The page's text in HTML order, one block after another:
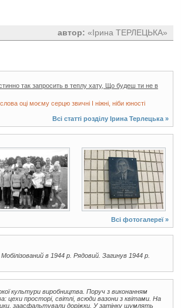
автор: «Ірина ТЕРЛЕЦЬКА»
так запросить в теплу хату, Що будеш ти не в
оці моєму серцю звичні І ніжні, ніби юності
Всі статті розділу Ірина Терлецька »
2 фото 1 фото
Всі фотогалереї »
в 1944 р. Рядовий. Загинув 1944 р.
культури виробництва. Поруч з виконанням
цехи просторі, світлі, всюди вазони з квітами. На
заасфальтували доріжки. У затінку шумлять